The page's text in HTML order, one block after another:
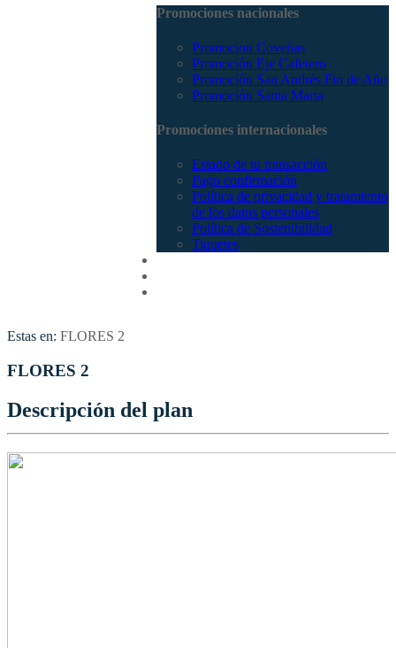
Promociones nacionales
Promocion Coveñas
Promoción Eje Cafetero
Promoción San Andrés Fin de Año
Promoción Santa Marta
Promociones internacionales
Estado de tu transacción
Pago confirmación
Política de privacidad y tratamiento
de los datos personales
Política de Sostenibilidad
Tiquetes
Estas en: FLORES 2
FLORES 2
Descripción del plan